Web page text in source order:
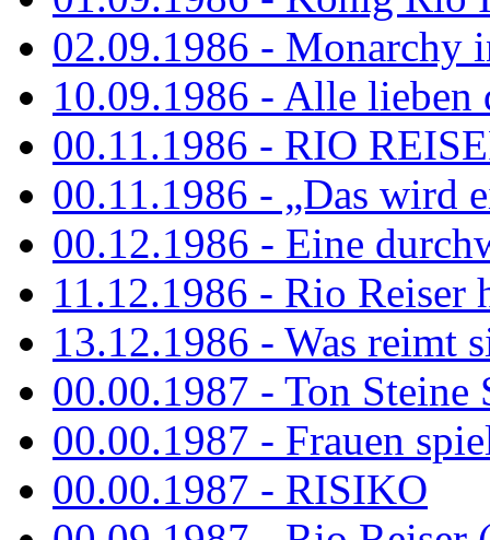
02.09.1986 - Monarchy
10.09.1986 - Alle lieben
00.11.1986 - RIO
00.11.1986 - „Das wird
00.12.1986 - Eine
11.12.1986 - Rio Reiser
13.12.1986 - Was reimt
00.00.1987 - Ton Steine
00.00.1987 - Frauen
00.00.1987 - RISIKO